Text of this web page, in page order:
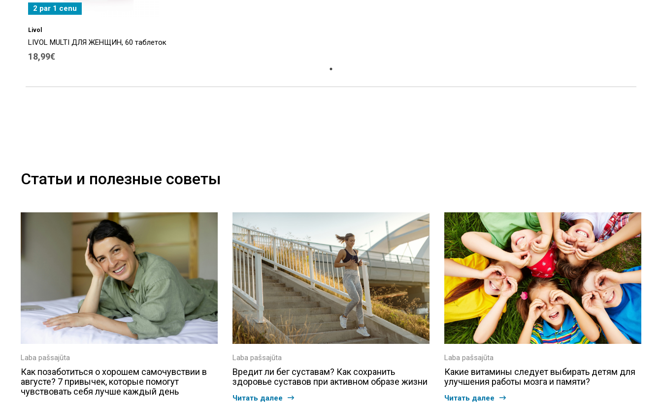
2 par 1 cenu
Livol
LIVOL MULTI ДЛЯ ЖЕНЩИН, 60 таблеток
18,99€
Статьи и полезные советы
Laba pašsajūta
Как позаботиться о хорошем самочувствии в
августе? 7 привычек, которые помогут
чувствовать себя лучше каждый день
Laba pašsajūta
Вредит ли бег суставам? Как сохранить
здоровье суставов при активном образе жизни
Читать далее
Laba pašsajūta
Какие витамины следует выбирать детям для
улучшения работы мозга и памяти?
Читать далее